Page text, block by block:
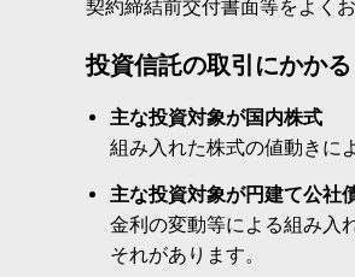
契約締結前交付書面等をよく
投資信託の取引にかか
主な投資対象が国内株式
組み入れた株式の値動きに
主な投資対象が円建て公社
金利の変動等による組み入
それがあります。